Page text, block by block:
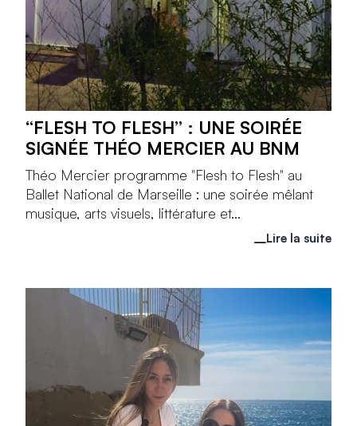
“FLESH TO FLESH” : UNE SOIRÉE
SIGNÉE THÉO MERCIER AU BNM
Théo Mercier programme "Flesh to Flesh" au
Ballet National de Marseille : une soirée mêlant
musique, arts visuels, littérature et...
Lire la suite